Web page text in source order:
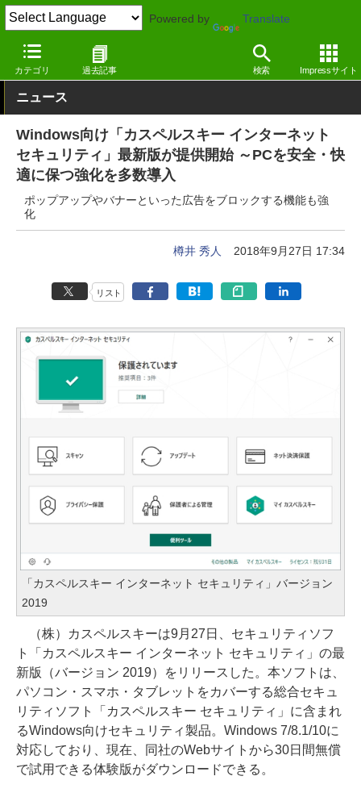
Powered by Translate
カテゴリ 過去記事 検索 Impressサイト
窓の杜 セキュリティ Windows
ニュース
Windows向け「カスペルスキー インターネット
セキュリティ」最新版が提供開始 ～PCを安全・快
適に保つ強化を多数導入
ポップアップやバナーといった広告をブロックする機能も強
化
樽井 秀人 2018年9月27日 17:34
リスト
「カスペルスキー インターネット セキュリティ」バージョン
2019
（株）カスペルスキーは9月27日、セキュリティソフ
ト「カスペルスキー インターネット セキュリティ」の最
新版（バージョン 2019）をリリースした。本ソフトは、
パソコン・スマホ・タブレットをカバーする総合セキュ
リティソフト「カスペルスキー セキュリティ」に含まれ
るWindows向けセキュリティ製品。Windows 7/8.1/10に
対応しており、現在、同社のWebサイトから30日間無償
で試用できる体験版がダウンロードできる。